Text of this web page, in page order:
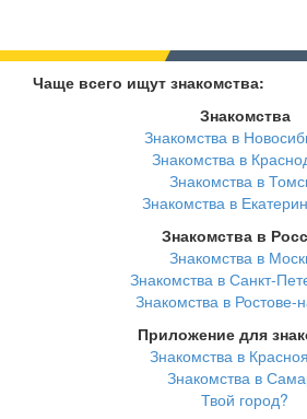
Чаще всего ищут знакомства:
Знакомства
Знакомства в
Знакомства в
Знакомства в
Знакомства в
Знакомства в
Знакомства в
Знакомства в Санкт-
Знакомства в Ростове-
Приложение для
Знакомства в
Знакомства в
Твой город?